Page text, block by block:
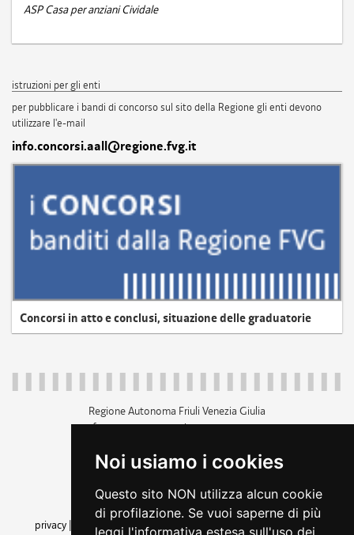
Noi usiamo i cookies
Questo sito NON utilizza alcun cookie
di profilazione. Se vuoi saperne di più
leggi l'informativa estesa sull'uso dei
ASP Casa per anziani Cividale
istruzioni per gli enti
per pubblicare i bandi di concorso sul sito della Regione gli enti devono
utilizzare l'e-mail
info.concorsi.aall@regione.fvg.it
Concorsi in atto e conclusi, situazione delle graduatorie
Regione Autonoma Friuli Venezia Giulia
c.f. 80014930327; p.iva 00526040324
+39 040 3771111
amministrazione trasparente
privacy
cookie |note legali accessibilità
dichiarazione di